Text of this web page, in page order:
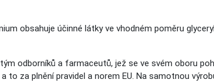
obsahuje účinné látky ve vhodném poměru
odborníků a farmaceutů, jež se ve svém oboru
to za plnění pravidel a norem EU. Na samotnou